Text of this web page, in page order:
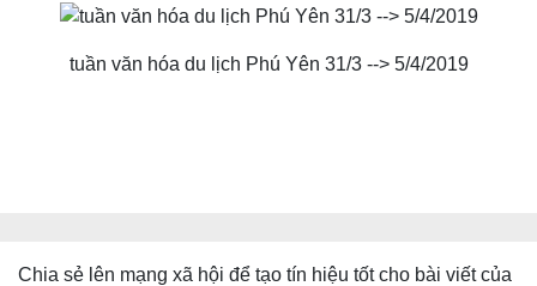
tuần văn hóa du lịch Phú Yên 31/3 --> 5/4/2019
Chia sẻ lên mạng xã hội để tạo tín hiệu tốt cho bài viết của